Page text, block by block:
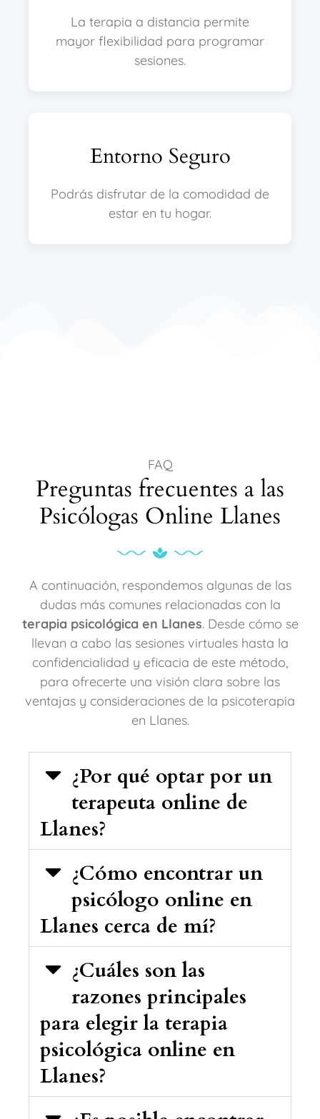
La terapia a distancia permite
mayor flexibilidad para programar
sesiones.
Entorno Seguro
Podrás disfrutar de la comodidad de
estar en tu hogar.
FAQ
Preguntas frecuentes a las
Psicólogas Online Llanes
A continuación, respondemos algunas de las
dudas más comunes relacionadas con la
terapia psicológica en Llanes. Desde cómo se
llevan a cabo las sesiones virtuales hasta la
confidencialidad y eficacia de este método,
para ofrecerte una visión clara sobre las
ventajas y consideraciones de la psicoterapia
en Llanes.
¿Por qué optar por un
terapeuta online de
Llanes?
¿Cómo encontrar un
psicólogo online en
Llanes cerca de mí?
¿Cuáles son las
razones principales
para elegir la terapia
psicológica online en
Llanes?